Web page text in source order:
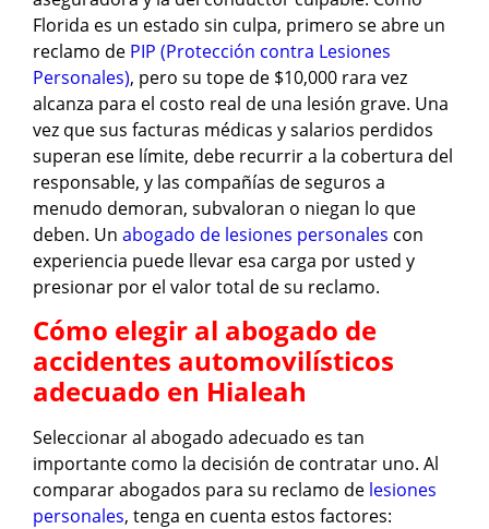
Florida es un estado sin culpa, primero se abre un
reclamo de PIP (Protección contra Lesiones
Personales), pero su tope de $10,000 rara vez
alcanza para el costo real de una lesión grave. Una
vez que sus facturas médicas y salarios perdidos
superan ese límite, debe recurrir a la cobertura del
responsable, y las compañías de seguros a
menudo demoran, subvaloran o niegan lo que
deben. Un abogado de lesiones personales con
experiencia puede llevar esa carga por usted y
presionar por el valor total de su reclamo.
Cómo elegir al abogado de
accidentes automovilísticos
adecuado en Hialeah
Seleccionar al abogado adecuado es tan
importante como la decisión de contratar uno. Al
comparar abogados para su reclamo de lesiones
personales, tenga en cuenta estos factores: